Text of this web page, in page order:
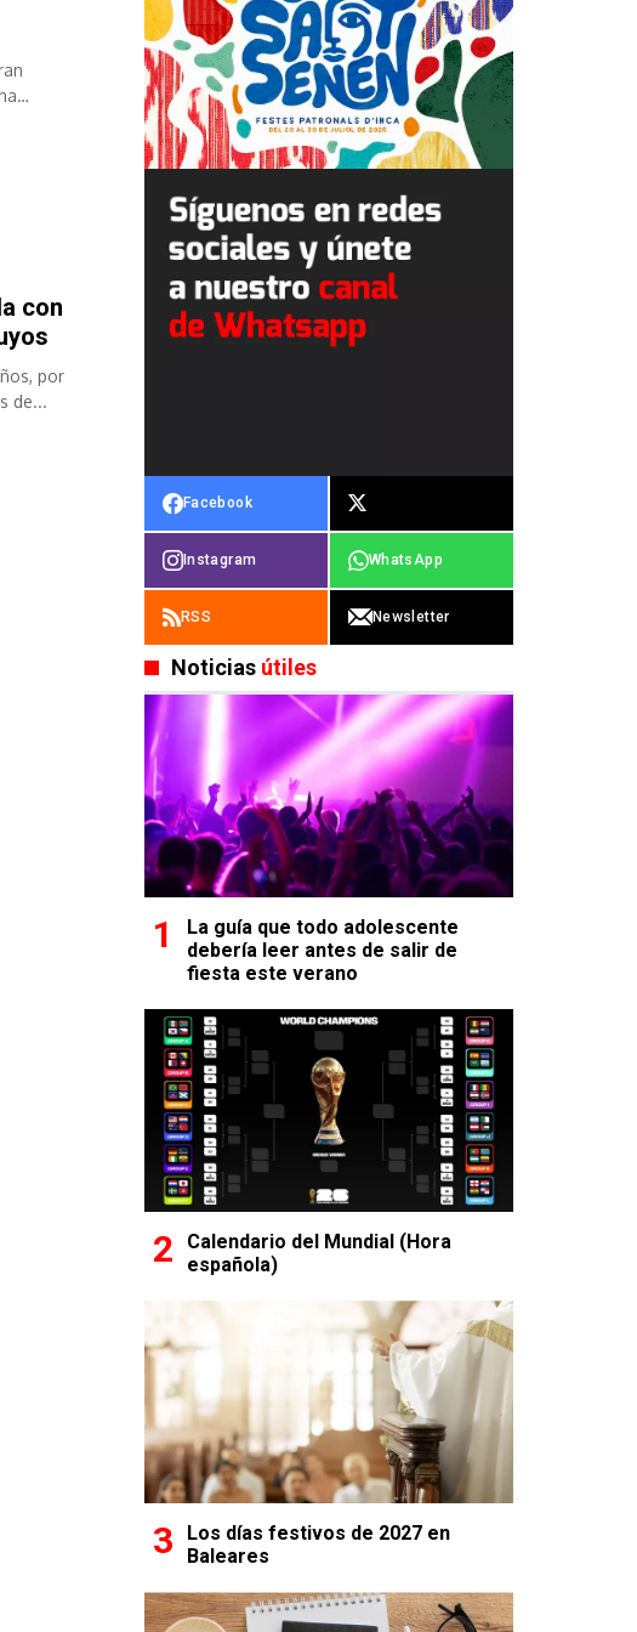
con
por
de...
Facebook
Instagram WhatsApp
RSS Newsletter
Noticias útiles
La guía que todo adolescente
debería leer antes de salir de
fiesta este verano
Calendario del Mundial (Hora
española)
Los días festivos de 2027 en
Baleares